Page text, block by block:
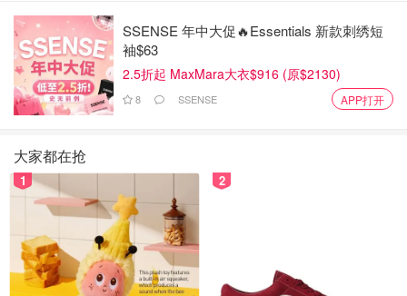
4- 把土豆加入再加入生抽和老抽炒匀
5- 加入清水和冰糖盖上盖子大火烧开后转小火烧开
SSENSE 年中大促🔥Essentials 新款刺绣短
袖$63
2.5折起 MaxMara大衣$916 (原$2130)
8 SSENSE APP打开
大家都在抢
1 2